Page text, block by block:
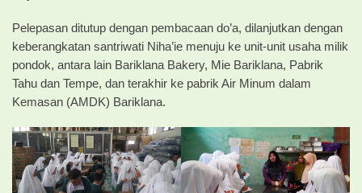
Pelepasan ditutup dengan pembacaan do’a, dilanjutkan dengan
keberangkatan santriwati Niha’ie menuju ke unit-unit usaha milik
pondok, antara lain Bariklana Bakery, Mie Bariklana, Pabrik
Tahu dan Tempe, dan terakhir ke pabrik Air Minum dalam
Kemasan (AMDK) Bariklana.